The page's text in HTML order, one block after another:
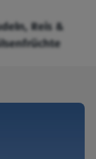
Reis &